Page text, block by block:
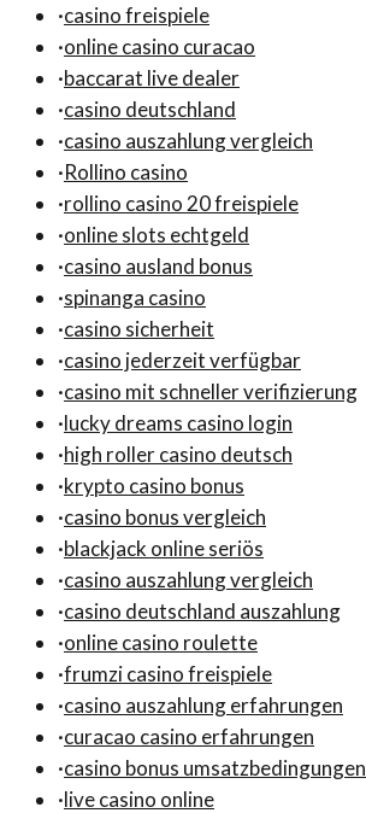
·casino freispiele
·online casino curacao
·baccarat live dealer
·casino deutschland
·casino auszahlung vergleich
·Rollino casino
·rollino casino 20 freispiele
·online slots echtgeld
·casino ausland bonus
·spinanga casino
·casino sicherheit
·casino jederzeit verfügbar
·casino mit schneller verifizierung
·lucky dreams casino login
·high roller casino deutsch
·krypto casino bonus
·casino bonus vergleich
·blackjack online seriös
·casino auszahlung vergleich
·casino deutschland auszahlung
·online casino roulette
·frumzi casino freispiele
·casino auszahlung erfahrungen
·curacao casino erfahrungen
·casino bonus umsatzbedingungen
·live casino online